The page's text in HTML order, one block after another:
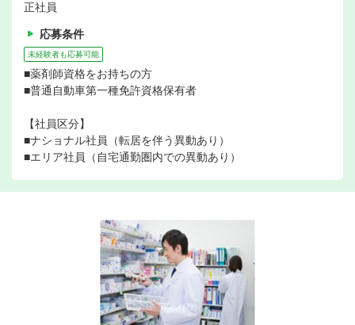
正社員
応募条件
未経験者も応募可能
■薬剤師資格をお持ちの方
■普通自動車第一種免許資格保有者
【社員区分】
■ナショナル社員（転居を伴う異動あり）
■エリア社員（自宅通勤圏内での異動あり）